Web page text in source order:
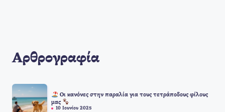
Αρθρογραφία
Οι κανόνες στην παραλία για τους τετράποδους φίλους
μας
10 Ιουνίου 2025